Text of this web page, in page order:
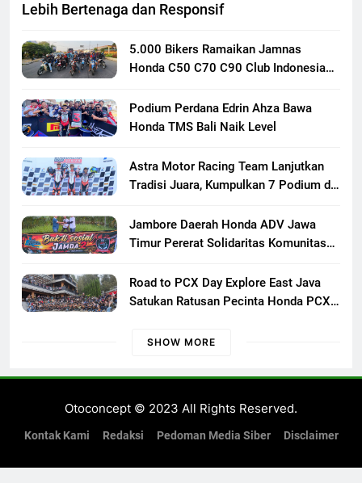
Lebih Bertenaga dan Responsif
5.000 Bikers Ramaikan Jamnas
Honda C50 C70 C90 Club Indonesia
Persaudaraan Pecinta Motor Klasik
Honda
Podium Perdana Edrin Ahza Bawa
Honda TMS Bali Naik Level
Astra Motor Racing Team Lanjutkan
Tradisi Juara, Kumpulkan 7 Podium di
Jambore Daerah Honda ADV Jawa
Timur Pererat Solidaritas Komunitas
di Banyuwangi
Road to PCX Day Explore East Java
Satukan Ratusan Pecinta Honda PCX
SHOW MORE
Otoconcept © 2023 All Rights Reserved.
Kontak Kami Redaksi Pedoman Media Siber Disclaimer